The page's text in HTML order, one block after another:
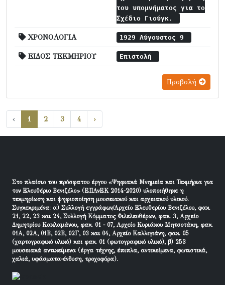
του υπομνήματος για το
Σχέδιο Γιούγκ.
ΧΡΟΝΟΛΟΓΙΑ 1929 Αύγουστος 9
ΕΙΔΟΣ ΤΕΚΜΗΡΙΟΥ Επιστολή
Προβολή
‹ 1 2 3 4 ›
Στο πλαίσιο του πρόσφατου έργου «Ψηφιακά Μνημεία και Τεκμήρια για
τον Ελευθέριο Βενιζέλο» (ΕΠΑνΕΚ 2014-2020) υλοποιήθηκε η
τεκμηρίωση και ψηφιοποίηση μουσειακού και αρχειακού υλικού.
Συγκεκριμένα: α) Συλλογή εγγράφων/Αρχείο Ελευθερίου Βενιζέλου, φακ.
21, 22, 23 και 24, Συλλογή Κόμματος Φιλελευθέρων, φακ. 3, Αρχείο
Δημητρίου Κακλαμάνου, φακ. 01 - 07, Αρχείο Κυριάκου Μητσοτάκη, φακ.
01Α, 02Α, 01Β, 02Β, 02Γ, 03 και 04, Αρχείο Καλλιγιάνη, φακ. 05
(χαρτογραφικό υλικό) και φακ. 01 (φωτογραφικό υλικό), β) 253
μουσειακά αντικείμενα (έργα τέχνης, έπιπλα, αντικείμενα, φωτιστικά,
χαλιά, υφάσματα-ένδυση, τροχοφόρα).